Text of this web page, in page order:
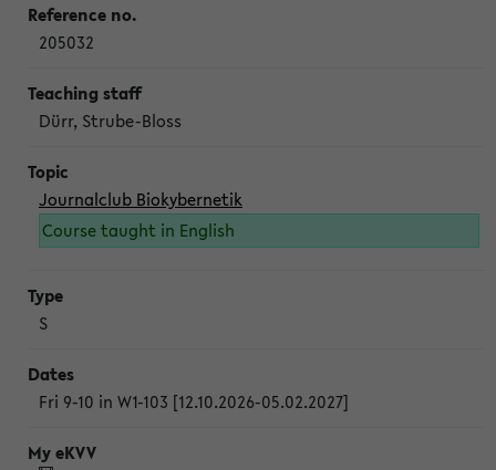
205032
Dürr, Strube-Bloss
Journalclub Biokybernetik
Course taught in English
S
Fri 9-10 in W1-103 [12.10.2026-05.02.2027]